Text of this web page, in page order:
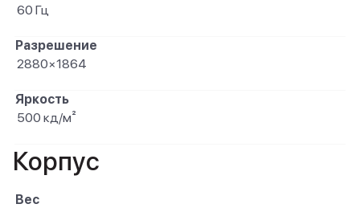
60 Гц
Разрешение
2880×1864
Яркость
500 кд/м²
Корпус
Вес